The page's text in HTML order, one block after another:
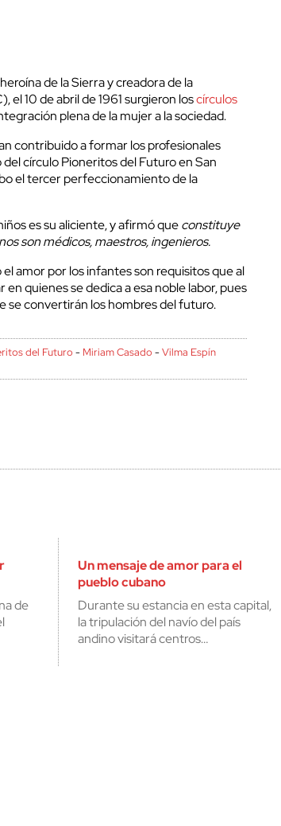
de la Sierra y creadora de la
el 10 de abril de 1961 surgieron loscírculos
plena de la mujer a la sociedad.
contribuido a formar los profesionales
cí­rculo Pioneritos del Futuro en San
el tercer perfeccionamiento de la
es su aliciente, y afirmó queconstituye
son médicos, maestros, ingenieros.
amor por los infantes son requisitos que al
quienes se dedica a esa noble labor, pues
se convertirán los hombres del futuro.
del Futuro - Miriam Casado -Vilma Espí­n
de
Un mensaje de amor para el
pueblo cubano
Durante su estancia en esta capital,
la tripulación del navío del país
andino visitará centros…